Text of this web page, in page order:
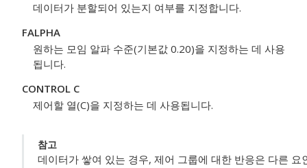
데이터가 분할되어 있는지 여부를 지정합니다.
FALPHA
원하는 모임 알파 수준(기본값 0.20)을 지정하는 데 사용
됩니다.
CONTROL C
제어할 열(C)을 지정하는 데 사용됩니다.
참고
데이터가 쌓여 있는 경우, 제어 그룹에 대한 반응은 다른